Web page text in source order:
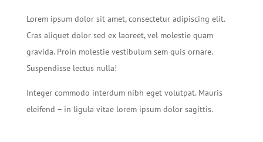
Lorem ipsum dolor sit amet, consectetur adipiscing elit.
Cras aliquet dolor sed ex laoreet, vel molestie quam
gravida. Proin molestie vestibulum sem quis ornare.
Suspendisse lectus nulla!
Integer commodo interdum nibh eget volutpat. Mauris
eleifend – in ligula vitae lorem ipsum dolor sagittis.